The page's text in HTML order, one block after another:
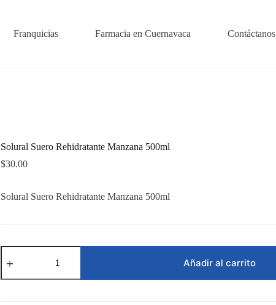
Franquicias Farmacia en Cuernavaca Contáctanos
Solural Suero Rehidratante Manzana 500ml
$30.00
Solural Suero Rehidratante Manzana 500ml
Solural
Suero
Manzana
Añadir al carrito